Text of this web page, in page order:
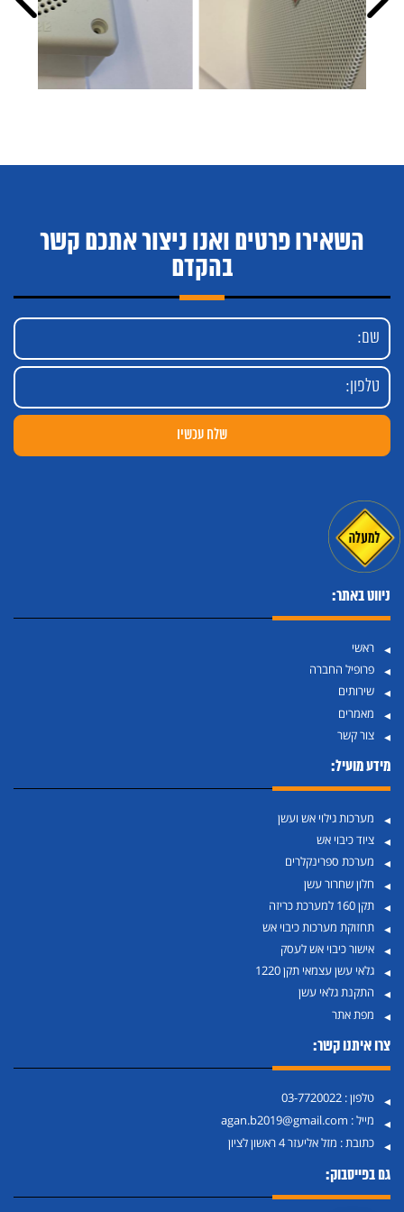
השאירו פרטים ואנו ניצור אתכם קשר
בהקדם
ניווט באתר:
ראשי
פרופיל החברה
שירותים
מאמרים
צור קשר
מידע מועיל:
מערכות גילוי אש ועשן
ציוד כיבוי אש
מערכת ספרינקלרים
חלון שחרור עשן
תקן 160 למערכת כריזה
תחזוקת מערכות כיבוי אש
אישור כיבוי אש לעסק
גלאי עשן עצמאי תקן 1220
התקנת גלאי עשן
מפת אתר
צרו איתנו קשר:
טלפון : 03-7720022
מייל : agan.b2019@gmail.com
כתובת : מזל אליעזר 4 ראשון לציון
גם בפייסבוק: